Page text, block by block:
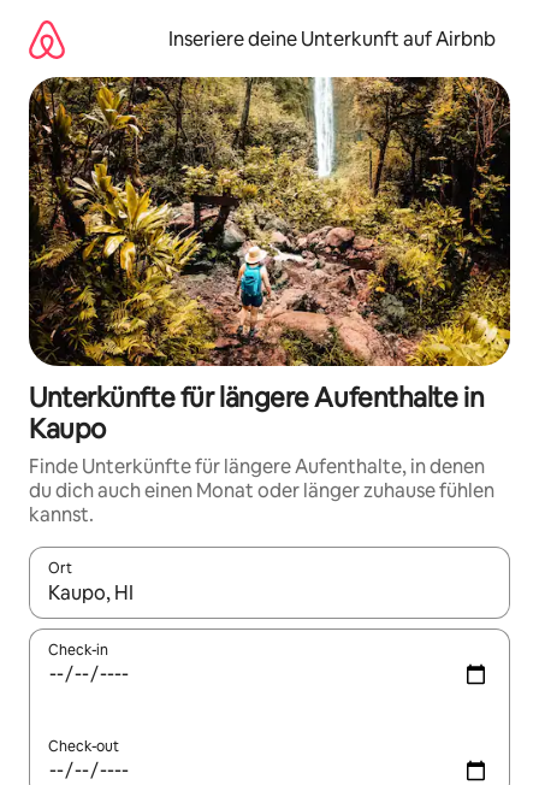
Inhalten
springen
Inseriere deine Unterkunft auf Airbnb
Unterkünfte für längere Aufenthalte in
Kaupo
Finde Unterkünfte für längere Aufenthalte, in denen
du dich auch einen Monat oder länger zuhause fühlen
kannst.
Ort
Wenn Ergebnisse verfügbar sind, navigiere mit den
Check-in
Check-out